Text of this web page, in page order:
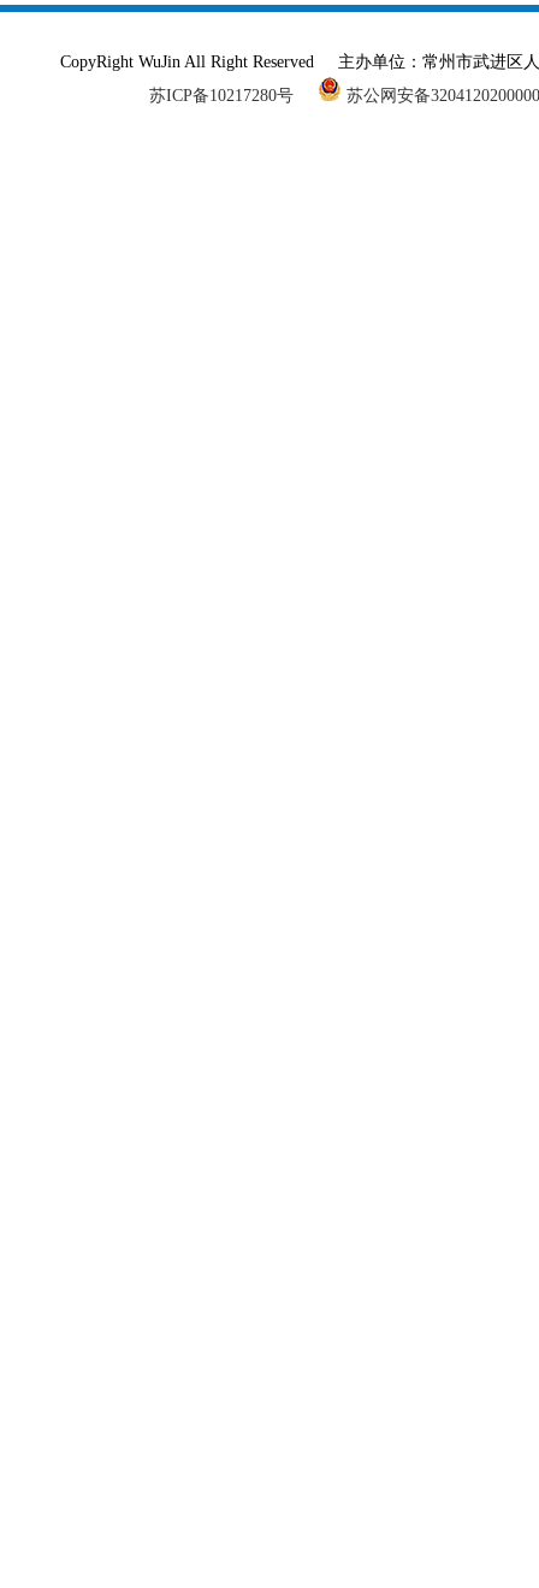
CopyRight WuJin All Right Reserved 主办单位：常州市武进
苏ICP备10217280号
苏公网安备